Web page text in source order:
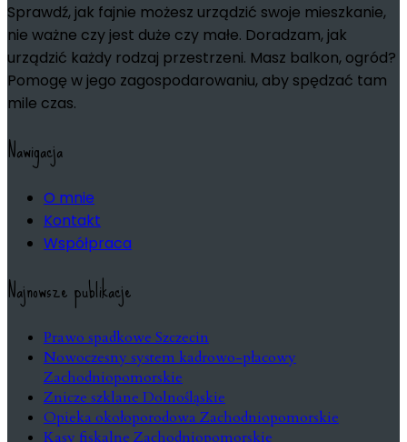
Sprawdź, jak fajnie możesz urządzić swoje mieszkanie,
nie ważne czy jest duże czy małe. Doradzam, jak
urządzić każdy rodzaj przestrzeni. Masz balkon, ogród?
Pomogę w jego zagospodarowaniu, aby spędzać tam
mile czas.
Nawigacja
O mnie
Kontakt
Współpraca
Najnowsze publikacje
Prawo spadkowe Szczecin
Nowoczesny system kadrowo-płacowy
Zachodniopomorskie
Znicze szklane Dolnośląskie
Opieka okołoporodowa Zachodniopomorskie
Kasy fiskalne Zachodniopomorskie